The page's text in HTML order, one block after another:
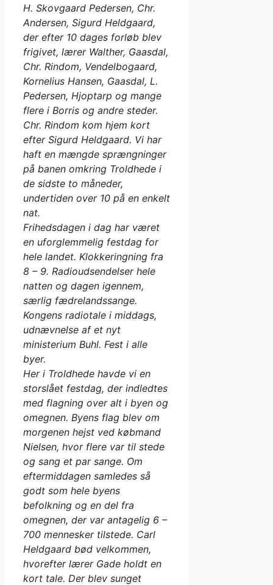
H. Skovgaard Pedersen, Chr.
Andersen, Sigurd Heldgaard,
der efter 10 dages forløb blev
frigivet, lærer Walther, Gaasdal,
Chr. Rindom, Vendelbogaard,
Kornelius Hansen, Gaasdal, L.
Pedersen, Hjoptarp og mange
flere i Borris og andre steder.
Chr. Rindom kom hjem kort
efter Sigurd Heldgaard. Vi har
haft en mængde sprængninger
på banen omkring Troldhede i
de sidste to måneder,
undertiden over 10 på en enkelt
nat.
Frihedsdagen i dag har været
en uforglemmelig festdag for
hele landet. Klokkeringning fra
8 – 9. Radioudsendelser hele
natten og dagen igennem,
særlig fædrelandssange.
Kongens radiotale i middags,
udnævnelse af et nyt
ministerium Buhl. Fest i alle
byer.
Her i Troldhede havde vi en
storslået festdag, der indledtes
med flagning over alt i byen og
omegnen. Byens flag blev om
morgenen hejst ved købmand
Nielsen, hvor flere var til stede
og sang et par sange. Om
eftermiddagen samledes så
godt som hele byens
befolkning og en del fra
omegnen, der var antagelig 6 –
700 mennesker tilstede. Carl
Heldgaard bød velkommen,
hvorefter lærer Gade holdt en
kort tale. Der blev sunget